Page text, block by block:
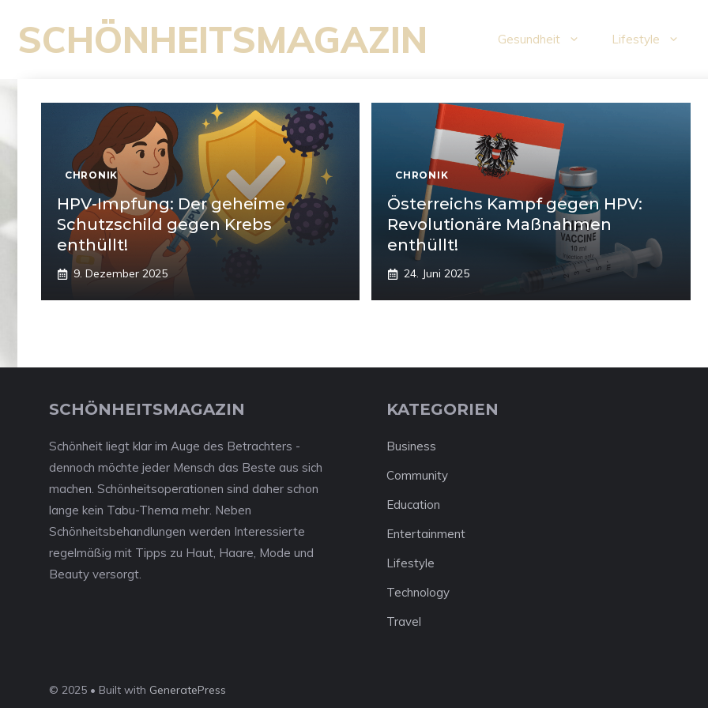
Inhalt
springen
SCHÖNHEITSMAGAZIN Gesundheit Lifestyle
CHRONIK
HPV-Impfung: Der geheime
Schutzschild gegen Krebs
enthüllt!
9. Dezember 2025
CHRONIK
Österreichs Kampf gegen HPV:
Revolutionäre Maßnahmen
enthüllt!
24. Juni 2025
SCHÖNHEITSMAGAZIN
Schönheit liegt klar im Auge des Betrachters -
dennoch möchte jeder Mensch das Beste aus sich
machen. Schönheitsoperationen sind daher schon
lange kein Tabu-Thema mehr. Neben
Schönheitsbehandlungen werden Interessierte
regelmäßig mit Tipps zu Haut, Haare, Mode und
Beauty versorgt.
KATEGORIEN
Business
Community
Education
Entertainment
Lifestyle
Technology
Travel
© 2025 • Built with GeneratePress